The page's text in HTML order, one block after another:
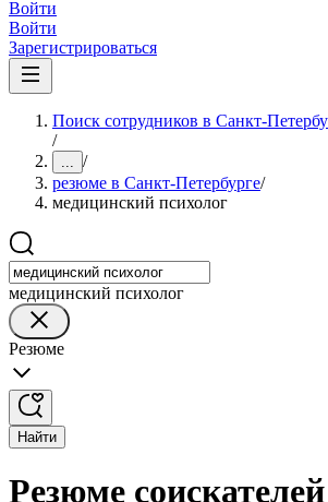
Войти
Войти
Зарегистрироваться
Поиск сотрудников в Санкт-
/
... /
резюме в Санкт-Петербурге/
медицинский психолог
медицинский психолог
Резюме
Найти
Резюме